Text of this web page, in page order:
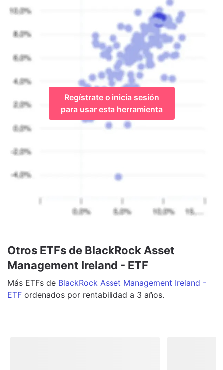
Regístrate o inicia sesión
para usar esta herramienta
Otros ETFs de BlackRock Asset
Management Ireland - ETF
Más ETFs de BlackRock Asset Management Ireland -
ETF ordenados por rentabilidad a 3 años.